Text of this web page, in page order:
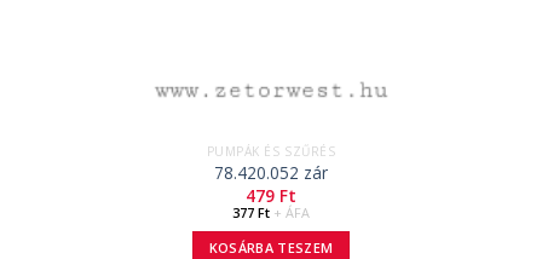
PUMPÁK ÉS SZŰRÉS
78.420.052 zár
479 Ft
377 Ft + ÁFA
KOSÁRBA TESZEM